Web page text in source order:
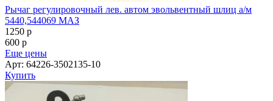
Рычаг регулировочный лев. автом эвольвентный шлиц а/м
5440,544069 МАЗ
1250 p
600 p
Еще цены
Арт: 64226-3502135-10
Купить